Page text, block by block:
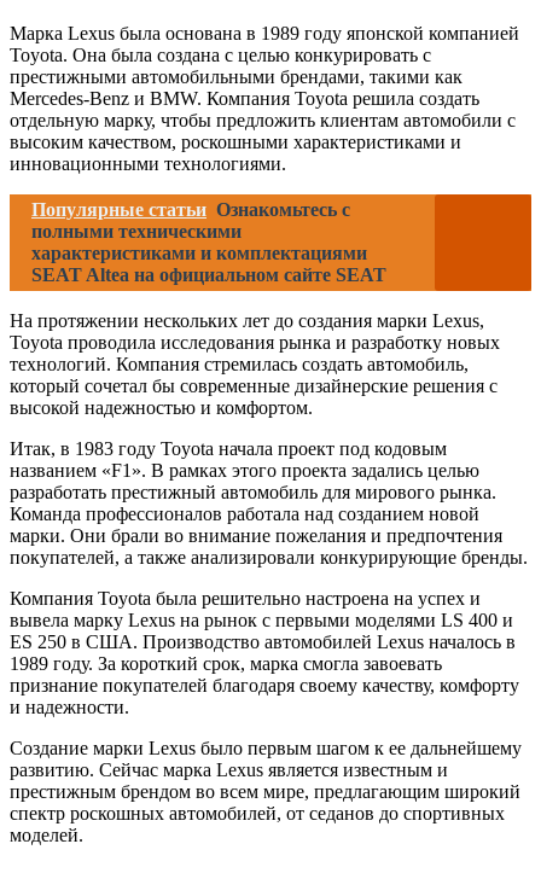
Марка Lexus была основана в 1989 году японской компанией
Toyota. Она была создана с целью конкурировать с
престижными автомобильными брендами, такими как
Mercedes-Benz и BMW. Компания Toyota решила создать
отдельную марку, чтобы предложить клиентам автомобили с
высоким качеством, роскошными характеристиками и
инновационными технологиями.
Популярные статьи Ознакомьтесь с
полными техническими
характеристиками и комплектациями
SEAT Altea на официальном сайте SEAT
На протяжении нескольких лет до создания марки Lexus,
Toyota проводила исследования рынка и разработку новых
технологий. Компания стремилась создать автомобиль,
который сочетал бы современные дизайнерские решения с
высокой надежностью и комфортом.
Итак, в 1983 году Toyota начала проект под кодовым
названием «F1». В рамках этого проекта задались целью
разработать престижный автомобиль для мирового рынка.
Команда профессионалов работала над созданием новой
марки. Они брали во внимание пожелания и предпочтения
покупателей, а также анализировали конкурирующие бренды.
Компания Toyota была решительно настроена на успех и
вывела марку Lexus на рынок с первыми моделями LS 400 и
ES 250 в США. Производство автомобилей Lexus началось в
1989 году. За короткий срок, марка смогла завоевать
признание покупателей благодаря своему качеству, комфорту
и надежности.
Создание марки Lexus было первым шагом к ее дальнейшему
развитию. Сейчас марка Lexus является известным и
престижным брендом во всем мире, предлагающим широкий
спектр роскошных автомобилей, от седанов до спортивных
моделей.